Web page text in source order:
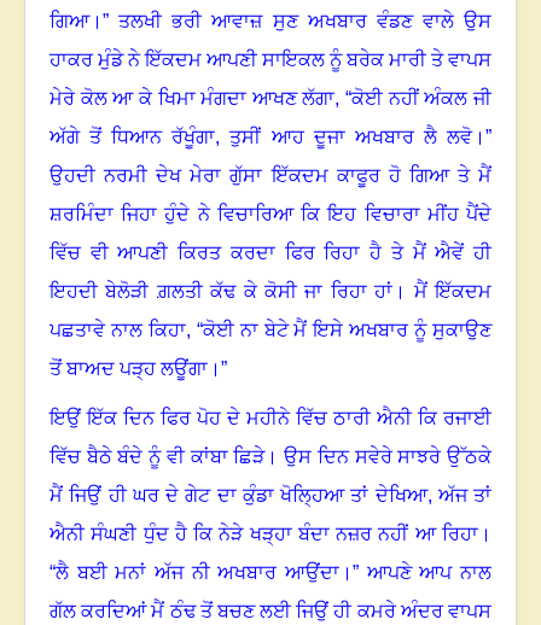
ਗਿਆ।” ਤਲਖੀ ਭਰੀ ਆਵਾਜ਼ ਸੁਣ ਅਖਬਾਰ ਵੰਡਣ ਵਾਲੇ ਉਸ
ਹਾਕਰ ਮੁੰਡੇ ਨੇ ਇੱਕਦਮ ਆਪਣੀ ਸਾਇਕਲ ਨੂੰ ਬਰੇਕ ਮਾਰੀ ਤੇ ਵਾਪਸ
ਮੇਰੇ ਕੋਲ ਆ ਕੇ ਖਿਮਾ ਮੰਗਦਾ ਆਖਣ ਲੱਗਾ, “ਕੋਈ ਨਹੀਂ ਅੰਕਲ ਜੀ
ਅੱਗੇ ਤੋਂ ਧਿਆਨ ਰੱਖੂੰਗਾ,ਤੁਸੀਂ ਆਹ ਦੂਜਾ ਅਖਬਾਰ ਲੈ ਲਵੋ।”
ਉਹਦੀ ਨਰਮੀ ਦੇਖ ਮੇਰਾ ਗੁੱਸਾ ਇੱਕਦਮ ਕਾਫੂਰ ਹੋ ਗਿਆ ਤੇ ਮੈਂ
ਸ਼ਰਮਿੰਦਾ ਜਿਹਾ ਹੁੰਦੇ ਨੇ ਵਿਚਾਰਿਆ ਕਿ ਇਹ ਵਿਚਾਰਾ ਮੀਂਹ ਪੈਂਦੇ
ਵਿੱਚ ਵੀ ਆਪਣੀ ਕਿਰਤ ਕਰਦਾ ਫਿਰ ਰਿਹਾ ਹੈ ਤੇ ਮੈਂ ਐਵੇਂ ਹੀ
ਇਹਦੀ ਬੇਲੋੜੀ ਗ਼ਲਤੀ ਕੱਢ ਕੇ ਕੋਸੀ ਜਾ ਰਿਹਾ ਹਾਂ । ਮੈਂ ਇੱਕਦਮ
ਪਛਤਾਵੇ ਨਾਲ ਕਿਹਾ, “ਕੋਈ ਨਾ ਬੇਟੇ ਮੈਂ ਇਸੇ ਅਖਬਾਰ ਨੂੰ ਸੁਕਾਉਣ
ਤੋਂ ਬਾਅਦ ਪੜ੍ਹ ਲਊਂਗਾ।”
ਇਉਂ ਇੱਕ ਦਿਨ ਫਿਰ ਪੋਹ ਦੇ ਮਹੀਨੇ ਵਿੱਚ ਠਾਰੀ ਐਨੀ ਕਿ ਰਜਾਈ
ਵਿੱਚ ਬੈਠੇ ਬੰਦੇ ਨੂੰ ਵੀ ਕਾਂਬਾ ਛਿੜੇ।ਉਸ ਦਿਨ ਸਵੇਰੇ ਸਾਝਰੇ ਉੱਠਕੇ
ਮੈਂ ਜਿਉਂ ਹੀ ਘਰ ਦੇ ਗੇਟ ਦਾ ਕੁੰਡਾ ਖੋਲ੍ਹਿਆ ਤਾਂ ਦੇਖਿਆ, ਅੱਜ ਤਾਂ
ਐਨੀ ਸੰਘਣੀ ਧੁੰਦ ਹੈ ਕਿ ਨੇੜੇ ਖੜ੍ਹਾ ਬੰਦਾ ਨਜ਼ਰ ਨਹੀਂ ਆ ਰਿਹਾ ।
“ਲੈ ਬਈ ਮਨਾਂ ਅੱਜ ਨੀ ਅਖਬਾਰ ਆਉਂਦਾ।” ਆਪਣੇ ਆਪ ਨਾਲ
ਗੱਲ ਕਰਦਿਆਂ ਮੈਂ ਠੰਢ ਤੋਂ ਬਚਣ ਲਈ ਜਿਉਂ ਹੀ ਕਮਰੇ ਅੰਦਰ ਵਾਪਸ